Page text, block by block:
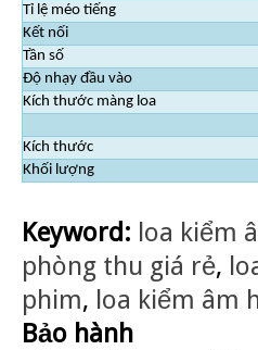
Tỉ lệ méo tiếng
Kết nối
Tần số
Độ nhạy đầu vào
Kích thước màng loa
Kích thước
Khối lượng
Keyword: loa kiểm
phòng thu giá rẻ,
phim, loa kiểm âm
Bảo hành